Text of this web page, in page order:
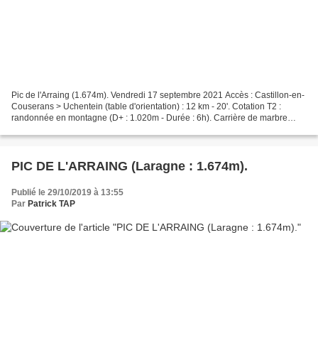
Pic de l'Arraing (1.674m). Vendredi 17 septembre 2021 Accès : Castillon-en-
Couserans > Uchentein (table d'orientation) : 12 km - 20'. Cotation T2 :
randonnée en montagne (D+ : 1.020m - Durée : 6h). Carrière de marbre
PIC DE L'ARRAING (Laragne : 1.674m).
Publié le 29/10/2019 à 13:55
Par Patrick TAP